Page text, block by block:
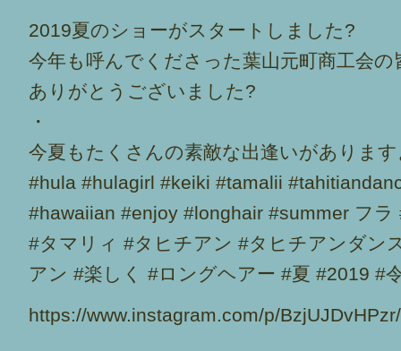
2019夏のショーがスタートしました?
今年も呼んでくださった葉山元町商工会の
ありがとうございました?
・
今夏もたくさんの素敵な出逢いがありま
#hula #hulagirl #keiki #tamalii
#hawaiian #enjoy #longhair #summer フ
#タマリィ #タヒチアン #タヒチアンダン
アン #楽しく #ロングヘアー #夏 #2019 #
https://www.instagram.com/p/BzjUJDvHPzr/